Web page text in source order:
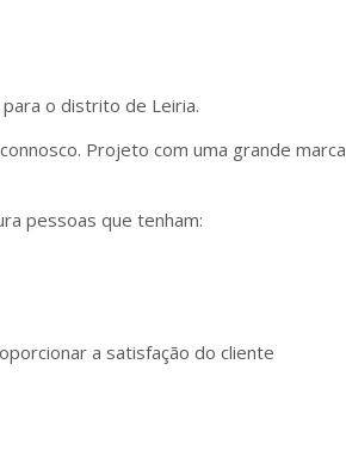
o distrito de Leiria.
Projeto com uma grande marca
pessoas que tenham:
a satisfação do cliente